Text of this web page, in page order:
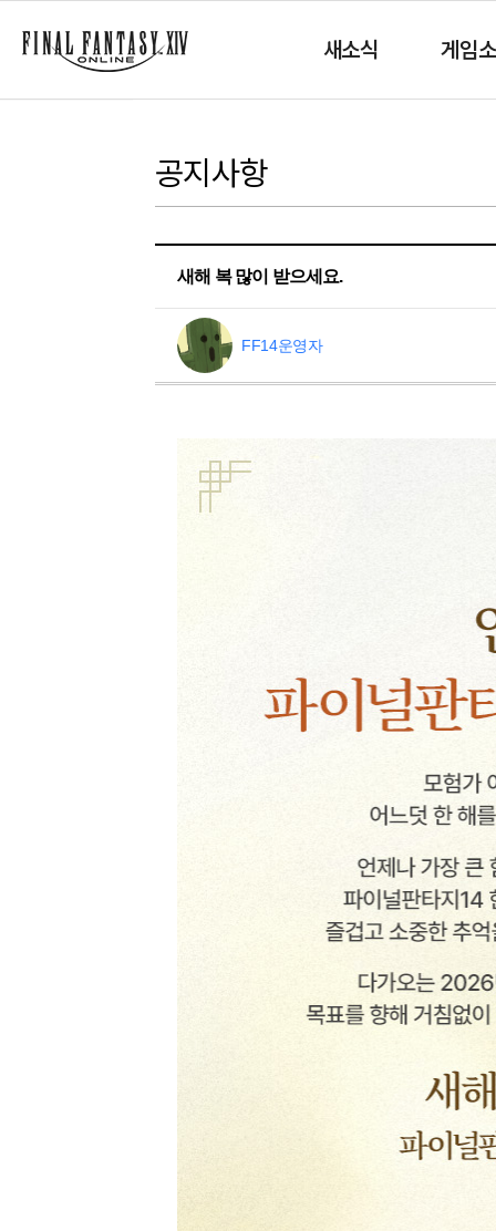
새소식 게임
공지사항
새해 복 많이 받으세요.
FF14운영자